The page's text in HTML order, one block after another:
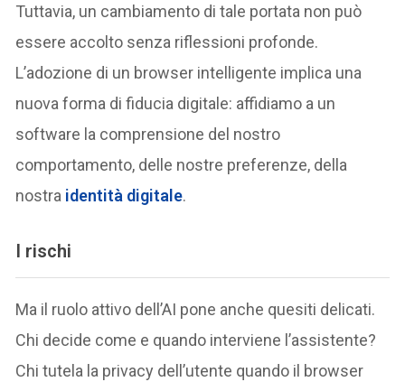
Tuttavia, un cambiamento di tale portata non può
essere accolto senza riflessioni profonde.
L’adozione di un browser intelligente implica una
nuova forma di fiducia digitale: affidiamo a un
software la comprensione del nostro
comportamento, delle nostre preferenze, della
nostra identità digitale.
I rischi
Ma il ruolo attivo dell’AI pone anche quesiti delicati.
Chi decide come e quando interviene l’assistente?
Chi tutela la privacy dell’utente quando il browser